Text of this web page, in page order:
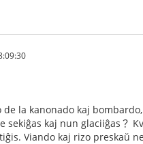
de la kanonado kaj
sekiĝas kaj nun glaciiĝas？
Viando kaj rizo preskaŭ